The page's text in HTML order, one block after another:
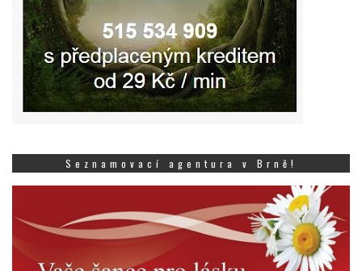
Seznamovací agentura v Brně!